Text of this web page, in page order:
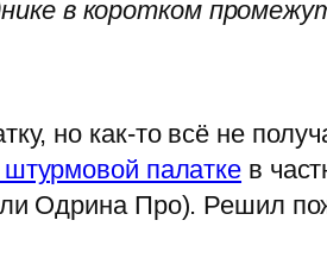
в коротком
но как-то всё не
штурмовой палатке в
Одрина Про). Решил